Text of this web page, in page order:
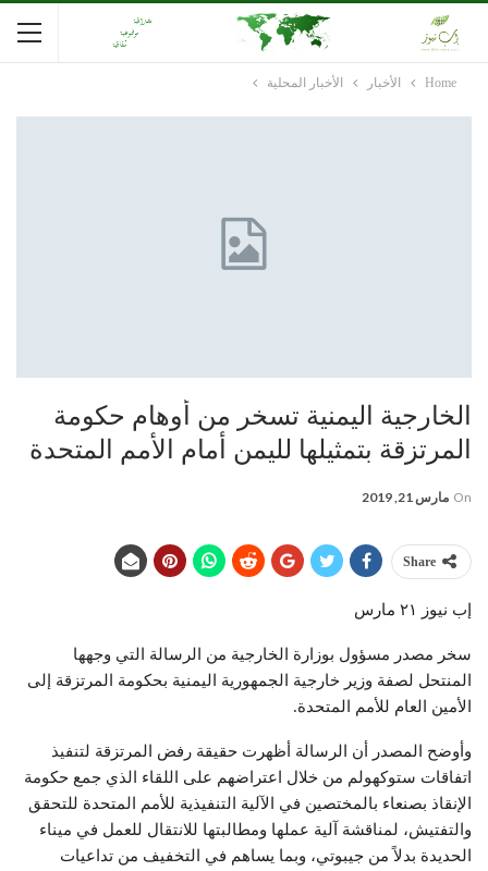
Home الأخبار الأخبار المحلية
الخارجية اليمنية تسخر من أوهام حكومة
المرتزقة بتمثيلها لليمن أمام الأمم المتحدة
On مارس 21, 2019
Share
إب نيوز ٢١ مارس
سخر مصدر مسؤول بوزارة الخارجية من الرسالة التي وجهها
المنتحل لصفة وزير خارجية الجمهورية اليمنية بحكومة المرتزقة إلى
الأمين العام للأمم المتحدة.
وأوضح المصدر أن الرسالة أظهرت حقيقة رفض المرتزقة لتنفيذ
اتفاقات ستوكهولم من خلال اعتراضهم على اللقاء الذي جمع حكومة
الإنقاذ بصنعاء بالمختصين في الآلية التنفيذية للأمم المتحدة للتحقق
والتفتيش، لمناقشة آلية عملها ومطالبتها للانتقال للعمل في ميناء
الحديدة بدلاً من جيبوتي، وبما يساهم في التخفيف من تداعيات